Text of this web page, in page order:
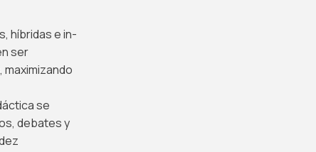
híbridas e in-
ser
se
debates y